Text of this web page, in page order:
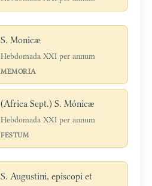
S. Monicæ
Hebdomada XXI per annum
MEMORIA
(Africa Sept.) S. Mónicæ
Hebdomada XXI per annum
FESTUM
S. Augustini, episcopi et